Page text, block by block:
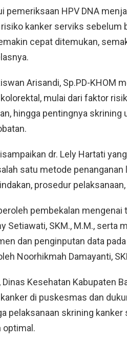
pemeriksaan HPV DNA
kanker serviks sebelum
cepat ditemukan,
Arisandi, Sp.PD-KHOM
mulai dari faktor
hingga pentingnya skrining
dr. Lely Hartati
satu metode
prosedur
pembekalan mengenai
Setiawati, SKM., M.M., serta
dan penginputan data
Noorhikmah Damayanti,
Kesehatan Kabupaten
di puskesmas dan
pelaksanaan skrining kanker
optimal.